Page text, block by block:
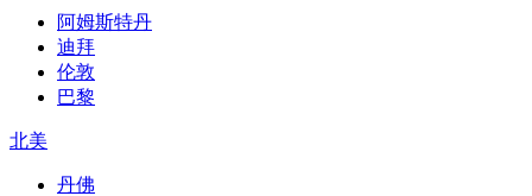
阿姆斯特丹
迪拜
伦敦
巴黎
北美
丹佛